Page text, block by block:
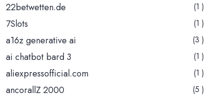
22betwetten.de (1 )
7Slots (1 )
a16z generative ai (3 )
ai chatbot bard 3 (1 )
aliexpressofficial.com (1 )
ancorallZ 2000 (5 )